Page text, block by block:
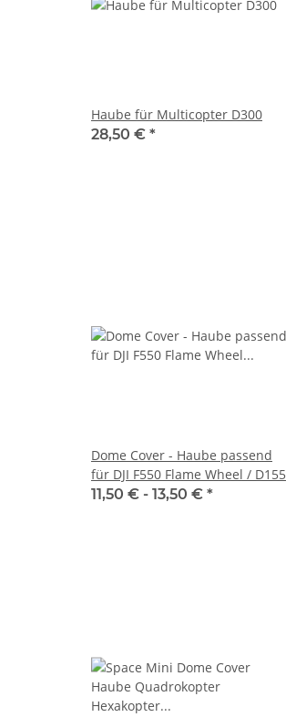
Haube für Multicopter D300
28,50 € *
Dome Cover - Haube passend
für DJI F550 Flame Wheel / D155
11,50 € - 13,50 € *